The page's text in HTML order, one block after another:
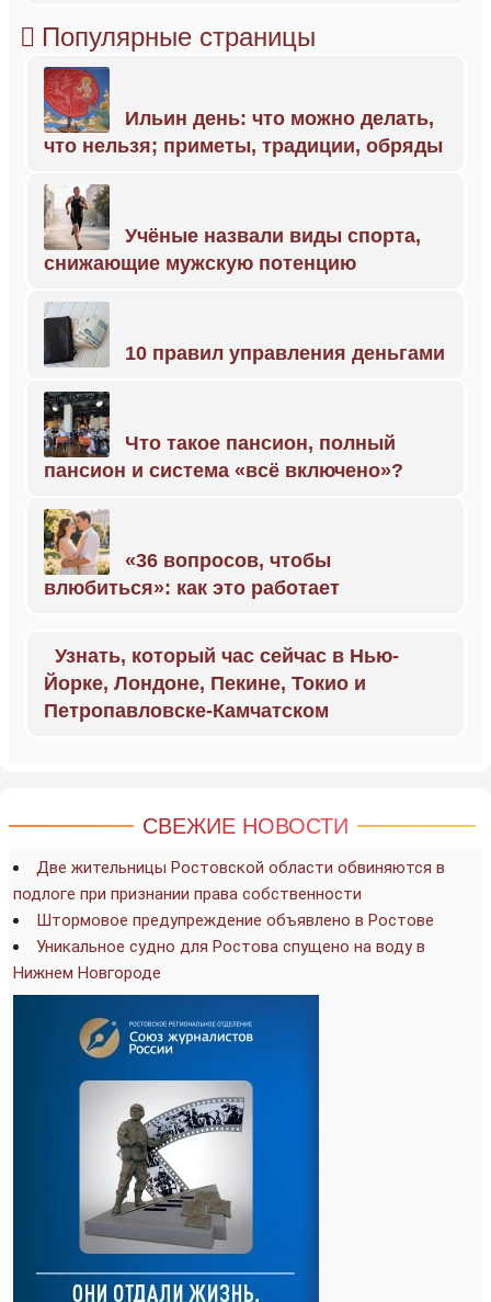
Популярные страницы
Ильин день: что можно делать,
что нельзя; приметы, традиции, обряды
Учёные назвали виды спорта,
снижающие мужскую потенцию
10 правил управления деньгами
Что такое пансион, полный
пансион и система «всё включено»?
«36 вопросов, чтобы
влюбиться»: как это работает
Узнать, который час сейчас в Нью-
Йорке, Лондоне, Пекине, Токио и
Петропавловске-Камчатском
СВЕЖИЕ НОВОСТИ
Две жительницы Ростовской области обвиняются в
подлоге при признании права собственности
Штормовое предупреждение объявлено в Ростове
Уникальное судно для Ростова спущено на воду в
Нижнем Новгороде